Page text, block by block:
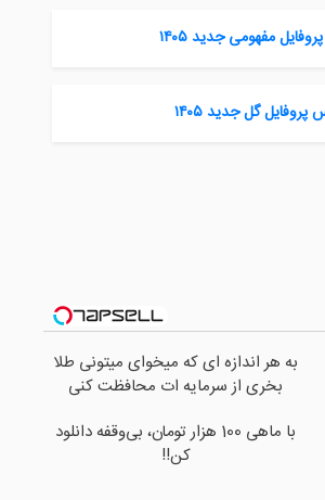
به هر اندازه ای که میخوای میتونی طلا
بخری از سرمایه ات محافظت کنی
با ماهی 100 هزار تومان، بی‌وقفه دانلود
کن!!